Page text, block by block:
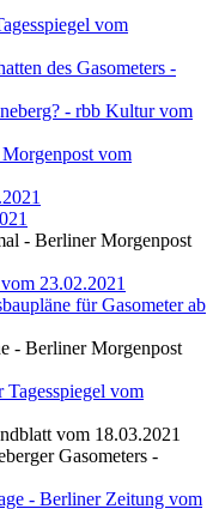
vom
des Gasometers -
- rbb Kultur vom
vom
- Berliner Morgenpost
23.02.2021
für Gasometer ab
- Berliner Morgenpost
vom
vom 18.03.2021
Gasometers -
- Berliner Zeitung vom